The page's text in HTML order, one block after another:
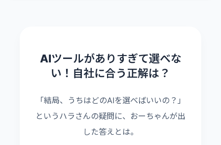
AIツールがありすぎて選べな
い！自社に合う正解は？
「結局、うちはどのAIを選べばいいの？」
というハラさんの疑問に、おーちゃんが出
した答えとは。